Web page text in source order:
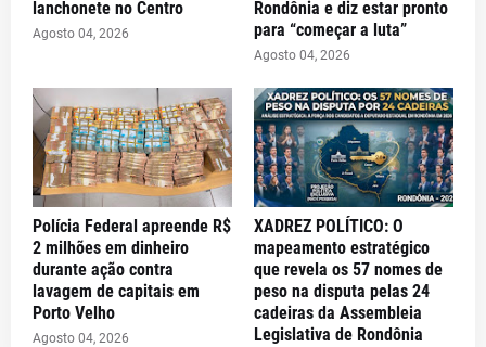
lanchonete no Centro
Agosto 04, 2026
Rondônia e diz estar pronto
para “começar a luta”
Agosto 04, 2026
Polícia Federal apreende R$
2 milhões em dinheiro
durante ação contra
lavagem de capitais em
Porto Velho
Agosto 04, 2026
XADREZ POLÍTICO: O
mapeamento estratégico
que revela os 57 nomes de
peso na disputa pelas 24
cadeiras da Assembleia
Legislativa de Rondônia